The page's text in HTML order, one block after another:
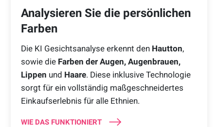
Analysieren Sie die persönlichen
Farben
Die KI Gesichtsanalyse erkennt den Hautton,
sowie die Farben der Augen, Augenbrauen,
Lippen und Haare. Diese inklusive Technologie
sorgt für ein vollständig maßgeschneidertes
Einkaufserlebnis für alle Ethnien.
WIE DAS FUNKTIONIERT